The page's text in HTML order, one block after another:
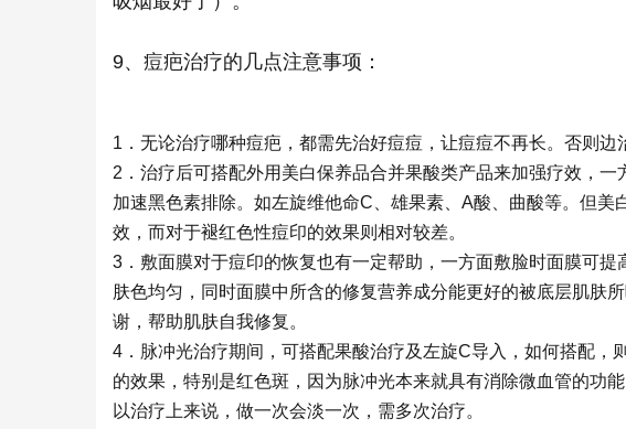
9、痘疤治疗的几点注意事项：
1．无论治疗哪种痘疤，都需先治好痘痘，让痘痘不再长。否则边
2．治疗后可搭配外用美白保养品合并果酸类产品来加强疗效，
加速黑色素排除。如左旋维他命C、雄果素、A酸、曲酸等。但
效，而对于褪红色性痘印的效果则相对较差。
3．敷面膜对于痘印的恢复也有一定帮助，一方面敷脸时面膜可
肤色均匀，同时面膜中所含的修复营养成分能更好的被底层肌肤
谢，帮助肌肤自我修复。
4．脉冲光治疗期间，可搭配果酸治疗及左旋C导入，如何搭配，
的效果，特别是红色斑，因为脉冲光本来就具有消除微血管的功
以治疗上来说，做一次会淡一次，需多次治疗。